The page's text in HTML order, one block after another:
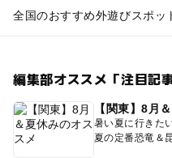
全国のおすすめ外遊びスポッ
編集部オススメ「注目記
【関東】8月
暑い夏に行きた
夏の定番恐竜＆